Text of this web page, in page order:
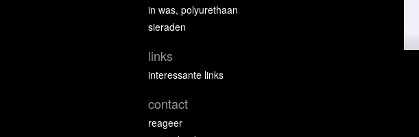
in was, polyurethaan
sieraden
links
interessante links
contact
reageer